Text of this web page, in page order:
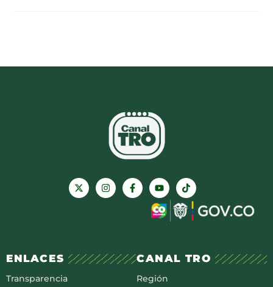
ENLACES
Transparencia
CANAL TRO
Región